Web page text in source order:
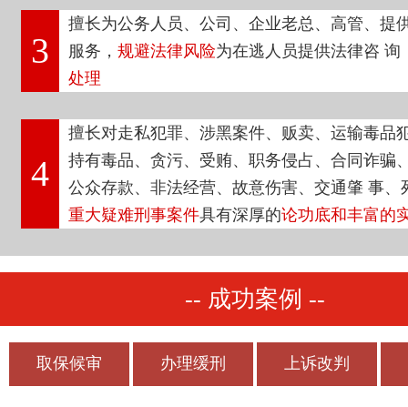
3
擅长为公务人员、公司、企业老总、高管、提
服务， 规避法律风险为在逃人员提供法律咨 询
处理
4
擅长对走私犯罪、涉黑案件、贩卖、运输毒品
持有毒品、贪污、受贿、职务侵占、合同诈骗
公众存款、非法经营、故意伤害、交通肇 事、
重大疑难刑事案件具有深厚的论功底和丰富的
-- 成功案例 --
取保候审 办理缓刑 上诉改判